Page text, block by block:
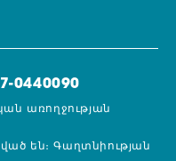
0440090
առողջության
են։Գաղտնիության